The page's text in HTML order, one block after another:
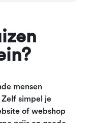
mensen
simpel je
of webshop